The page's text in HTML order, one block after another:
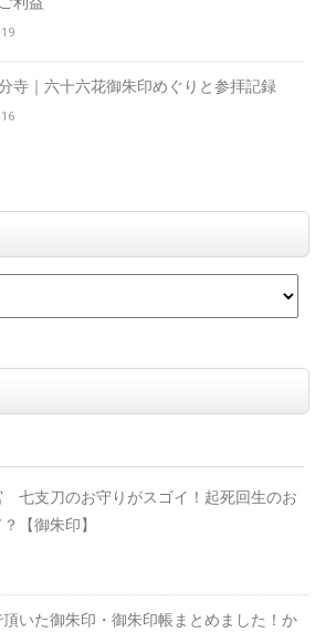
寺｜六十六花御朱印めぐりと参拝記録
七支刀のお守りがスゴイ！起死回生のお
【御朱印】
頂いた御朱印・御朱印帳まとめました！か